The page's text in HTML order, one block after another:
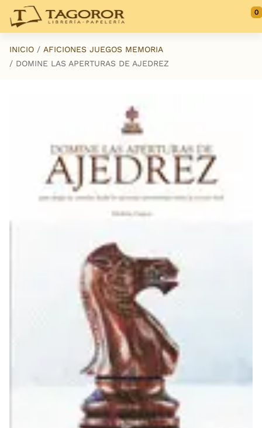
Saltar al contenido principal
0
INICIO
AFICIONES JUEGOS MEMORIA
DOMINE LAS APERTURAS DE AJEDREZ